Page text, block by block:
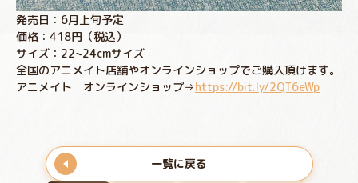
発売日：6月上旬予定
価格：418円（税込）
サイズ：22~24cmサイズ
全国のアニメイト店舗やオンラインショップでご購入頂けます。
アニメイト オンラインショップ⇒https://bit.ly/2QT6eWp
一覧に戻る